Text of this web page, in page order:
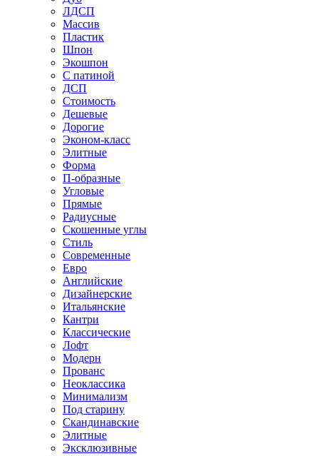
ЛДСП
Массив
Пластик
Шпон
Экошпон
С патиной
ДСП
Стоимость
Дешевые
Дорогие
Эконом-класс
Элитные
Форма
П-образные
Угловые
Прямые
Радиусные
Скошенные углы
Стиль
Современные
Евро
Английские
Дизайнерские
Итальянские
Кантри
Классические
Лофт
Модерн
Прованс
Неоклассика
Минимализм
Под старину
Скандинавские
Элитные
Эксклюзивные